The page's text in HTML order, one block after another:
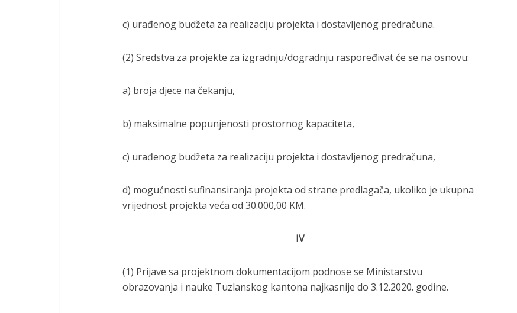
c) urađenog budžeta za realizaciju projekta i dostavljenog predračuna.
(2) Sredstva za projekte za izgradnju/dogradnju raspoređivat će se na osnovu:
a) broja djece na čekanju,
b) maksimalne popunjenosti prostornog kapaciteta,
c) urađenog budžeta za realizaciju projekta i dostavljenog predračuna,
d) mogućnosti sufinansiranja projekta od strane predlagača, ukoliko je ukupna
vrijednost projekta veća od 30.000,00 KM.
IV
(1) Prijave sa projektnom dokumentacijom podnose se Ministarstvu
obrazovanja i nauke Tuzlanskog kantona najkasnije do 3.12.2020. godine.